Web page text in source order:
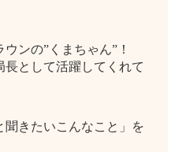
ンの”くまちゃん”！
長として活躍してくれて
聞きたいこんなこと」を